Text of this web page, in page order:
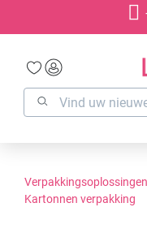
Verpakkingsoplossingen
Kartonnen verpakking